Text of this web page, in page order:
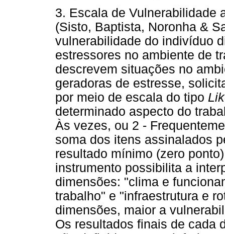
3. Escala de Vulnerabilidade
(Sisto, Baptista, Noronha &
vulnerabilidade do indivíduo
estressores no ambiente de
descrevem situações no
geradoras de estresse,
por meio de escala do tipo
determinado aspecto do
Às vezes, ou 2 -
soma dos itens assinalados
resultado mínimo (zero
instrumento possibilita a
dimensões: "clima e
trabalho" e "infraestrutura e
dimensões, maior a
Os resultados finais de cada